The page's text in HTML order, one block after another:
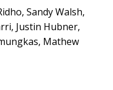
Sandy Walsh,
Justin Hubner,
Mathew